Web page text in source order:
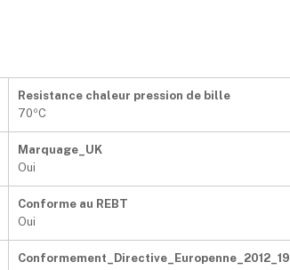
Resistance chaleur pression de bille
70ºC
Marquage_UK
Oui
Conforme au REBT
Oui
Conformement_Directive_Europenne_2012_19